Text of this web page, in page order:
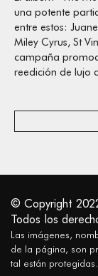
una potente
entre estos:
Miley Cyrus, St
campaña
reedición de lujo
© Copyright
Todos los
Las imágenes,
de la página, son
tal están protegidas.